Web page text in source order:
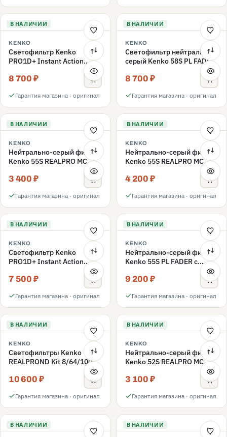
В НАЛИЧИИ
KENKO
Светофильтр Kenko
PRO1D+ Instant Action
Variable NDX3-450+C-PL
переменной плотности
8 700 ₽
Гарантия магазина · оригинал
В НАЛИЧИИ
KENKO
Светофильтр нейтрально-
серый Kenko 58S PL FADER
с переменной плотностью
ND3-ND400 58mm
8 700 ₽
Гарантия магазина · оригинал
В НАЛИЧИИ
KENKO
Нейтрально-серый фильтр
Kenko 55S REALPRO MC
3 400 ₽
Гарантия магазина · оригинал
В НАЛИЧИИ
KENKO
Нейтрально-серый фильтр
Kenko 55S REALPRO MC
4 200 ₽
Гарантия магазина · оригинал
В НАЛИЧИИ
KENKO
Светофильтр Kenko
PRO1D+ Instant Action
Variable NDX3-450+C-PLS
переменной плотности
7 500 ₽
Гарантия магазина · оригинал
В НАЛИЧИИ
KENKO
Нейтрально-серый фильтр
Kenko 55S PL FADER с
переменной плотностью
ND3-ND400 55mm
9 200 ₽
Гарантия магазина · оригинал
В НАЛИЧИИ
KENKO
Светофильтры Kenko
REALPROND Kit 8/64/1000
10 600 ₽
Гарантия магазина · оригинал
В НАЛИЧИИ
KENKO
Нейтрально-серый фильтр
Kenko 52S REALPRO MC
3 100 ₽
Гарантия магазина · оригинал
В НАЛИЧИИ В НАЛИЧИИ